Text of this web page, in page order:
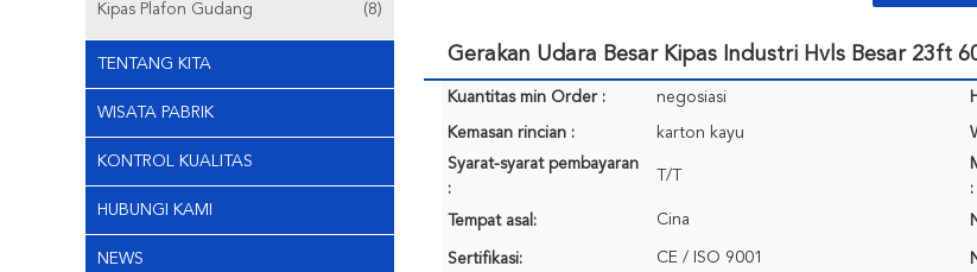
Kipas Plafon Gudang (8)
TENTANG KITA
WISATA PABRIK
KONTROL KUALITAS
HUBUNGI KAMI
NEWS
Gerakan Udara Besar Kipas Industri Hvls Besar 23ft
Kuantitas min Order : negosiasi
Kemasan rincian : karton kayu
Syarat-syarat pembayaran
:
T/T
:
Tempat asal: Cina
Sertifikasi: CE / ISO 9001